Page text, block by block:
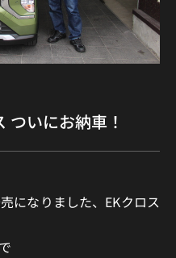
ついにお納車！
になりました、EKクロス